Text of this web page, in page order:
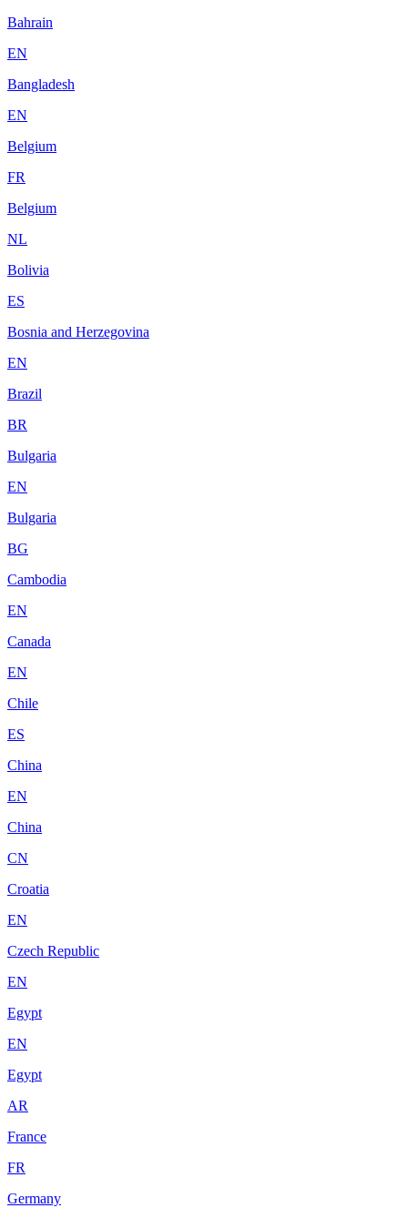
Bahrain
EN
Bangladesh
EN
Belgium
FR
Belgium
NL
Bolivia
ES
Bosnia and Herzegovina
EN
Brazil
BR
Bulgaria
EN
Bulgaria
BG
Cambodia
EN
Canada
EN
Chile
ES
China
EN
China
CN
Croatia
EN
Czech Republic
EN
Egypt
EN
Egypt
AR
France
FR
Germany